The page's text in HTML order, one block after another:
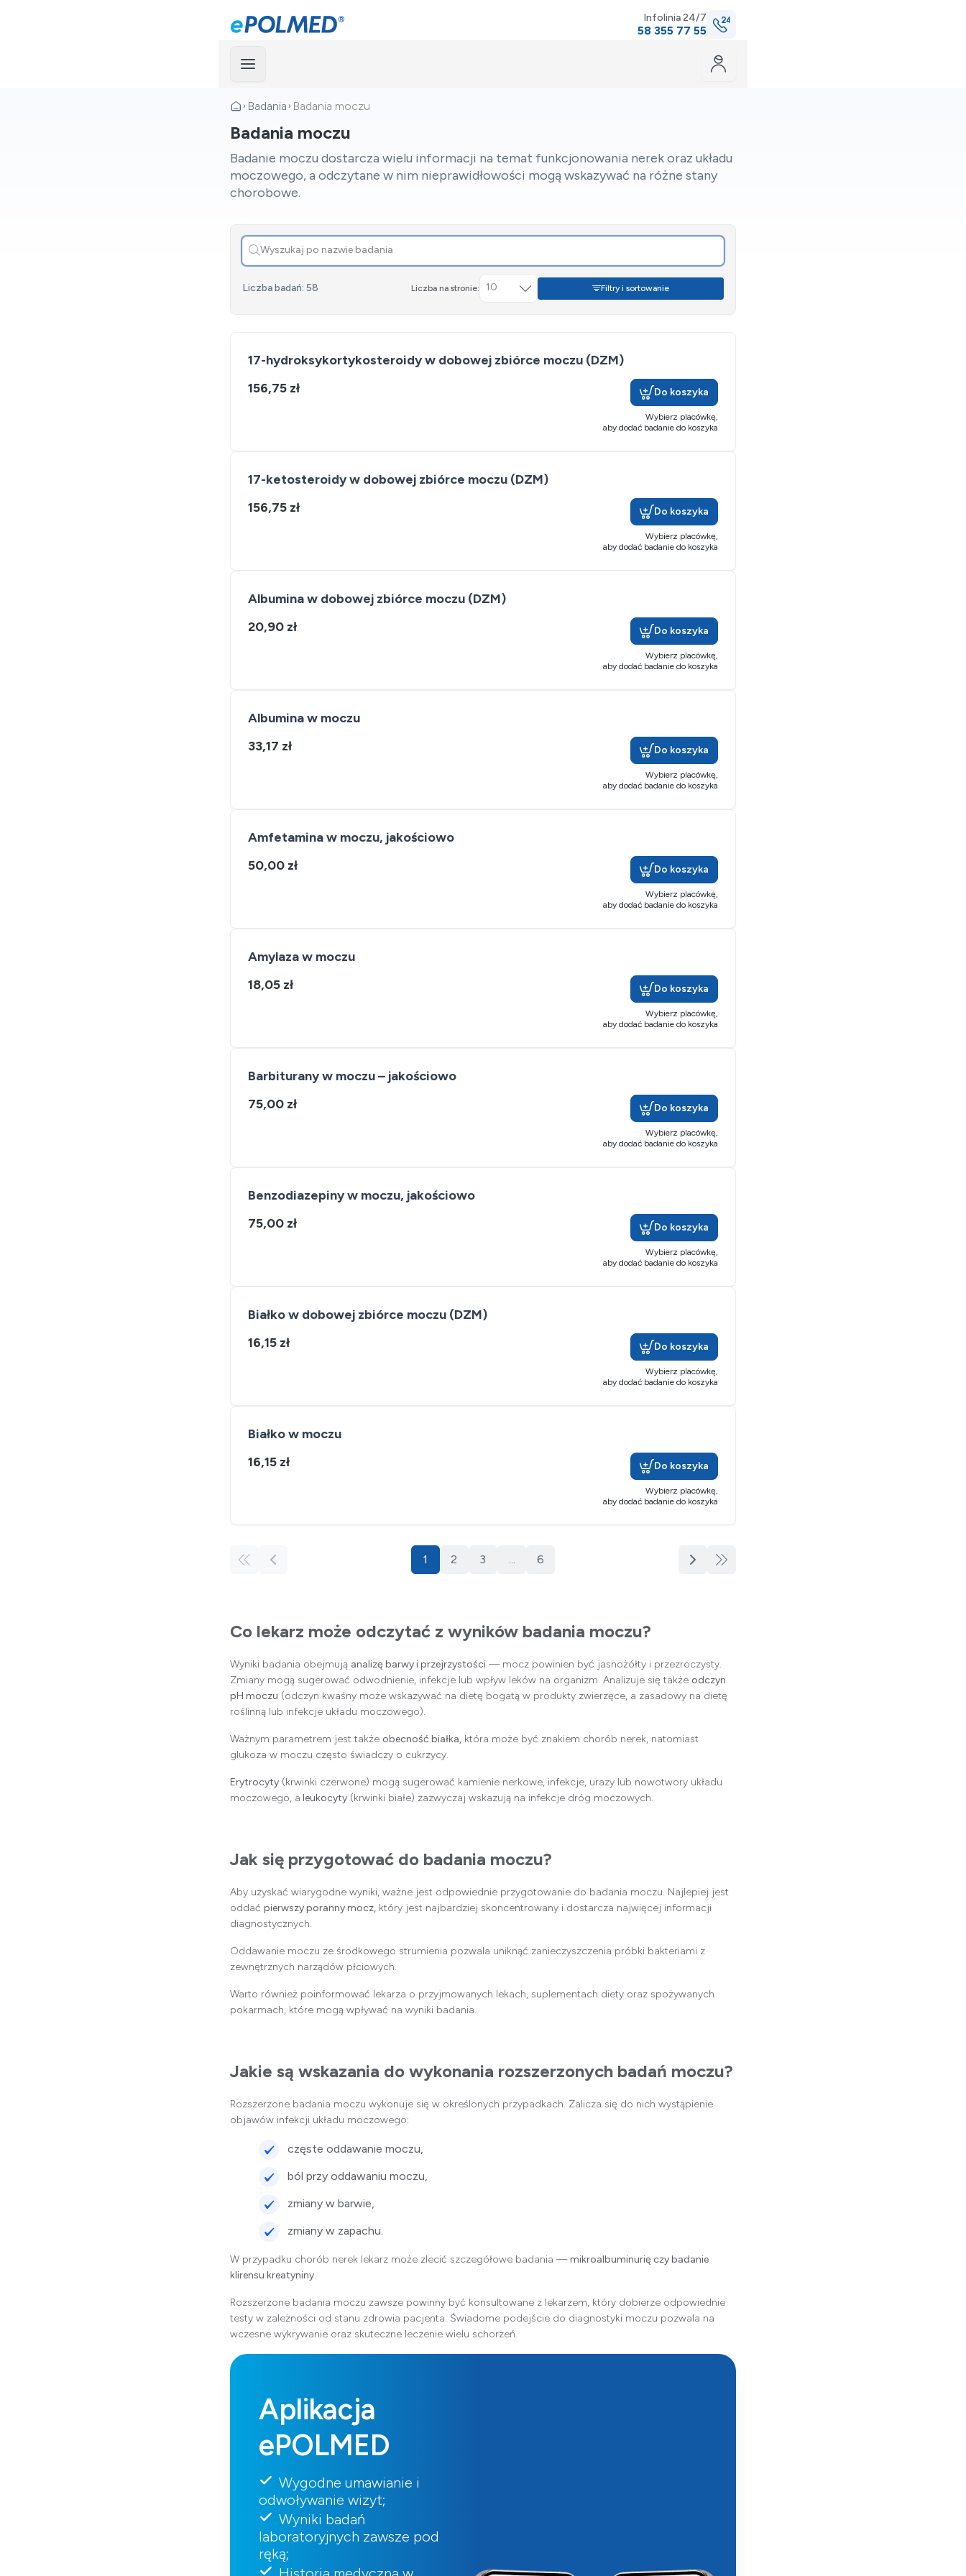
Infolinia 24/7
58 355 77 55
Badania Badania moczu
Badania moczu
Badanie moczu dostarcza wielu informacji na temat funkcjonowania nerek oraz układu
moczowego, a odczytane w nim nieprawidłowości mogą wskazywać na różne stany
chorobowe.
Liczba badań: 58 Liczba na stronie: 10 Filtry i sortowanie
17-hydroksykortykosteroidy w dobowej zbiórce moczu (DZM)
156,75 zł
Do koszyka
Wybierz placówkę,
aby dodać badanie do koszyka
17-ketosteroidy w dobowej zbiórce moczu (DZM)
156,75 zł
Do koszyka
Wybierz placówkę,
aby dodać badanie do koszyka
Albumina w dobowej zbiórce moczu (DZM)
20,90 zł
Do koszyka
Wybierz placówkę,
aby dodać badanie do koszyka
Albumina w moczu
33,17 zł
Do koszyka
Wybierz placówkę,
aby dodać badanie do koszyka
Amfetamina w moczu, jakościowo
50,00 zł
Do koszyka
Wybierz placówkę,
aby dodać badanie do koszyka
Amylaza w moczu
18,05 zł
Do koszyka
Wybierz placówkę,
aby dodać badanie do koszyka
Barbiturany w moczu – jakościowo
75,00 zł
Do koszyka
Wybierz placówkę,
aby dodać badanie do koszyka
Benzodiazepiny w moczu, jakościowo
75,00 zł
Do koszyka
Wybierz placówkę,
aby dodać badanie do koszyka
Białko w dobowej zbiórce moczu (DZM)
16,15 zł
Do koszyka
Wybierz placówkę,
aby dodać badanie do koszyka
Białko w moczu
16,15 zł
Do koszyka
Wybierz placówkę,
aby dodać badanie do koszyka
1 2 3 ... 6
Co lekarz może odczytać z wyników badania moczu?
Wyniki badania obejmują analizę barwy i przejrzystości — mocz powinien być jasnożółty i przezroczysty.
Zmiany mogą sugerować odwodnienie, infekcje lub wpływ leków na organizm. Analizuje się także odczyn
pH moczu (odczyn kwaśny może wskazywać na dietę bogatą w produkty zwierzęce, a zasadowy na dietę
roślinną lub infekcje układu moczowego).
Ważnym parametrem jest także obecność białka, która może być znakiem chorób nerek, natomiast
glukoza w moczu często świadczy o cukrzycy.
Erytrocyty (krwinki czerwone) mogą sugerować kamienie nerkowe, infekcje, urazy lub nowotwory układu
moczowego, a leukocyty (krwinki białe) zazwyczaj wskazują na infekcje dróg moczowych.
Jak się przygotować do badania moczu?
Aby uzyskać wiarygodne wyniki, ważne jest odpowiednie przygotowanie do badania moczu. Najlepiej jest
oddaćpierwszy poranny mocz, który jest najbardziej skoncentrowany i dostarcza najwięcej informacji
diagnostycznych.
Oddawanie moczu ze środkowego strumienia pozwala uniknąć zanieczyszczenia próbki bakteriami z
zewnętrznych narządów płciowych.
Warto również poinformować lekarza o przyjmowanych lekach, suplementach diety oraz spożywanych
pokarmach, które mogą wpływać na wyniki badania.
Jakie są wskazania do wykonania rozszerzonych badań moczu?
Rozszerzone badania moczu wykonuje się w określonych przypadkach. Zalicza się do nich wystąpienie
objawów infekcji układu moczowego:
częste oddawanie moczu,
ból przy oddawaniu moczu,
zmiany w barwie,
zmiany w zapachu.
W przypadku chorób nerek lekarz może zlecić szczegółowe badania —mikroalbuminurię czy badanie
klirensu kreatyniny.
Rozszerzone badania moczu zawsze powinny być konsultowane z lekarzem, który dobierze odpowiednie
testy w zależności od stanu zdrowia pacjenta. Świadome podejście do diagnostyki moczu pozwala na
wczesne wykrywanie oraz skuteczne leczenie wielu schorzeń.
Aplikacja
ePOLMED
Wygodne umawianie i
odwoływanie wizyt;
Wyniki badań
laboratoryjnych zawsze pod
ręką;